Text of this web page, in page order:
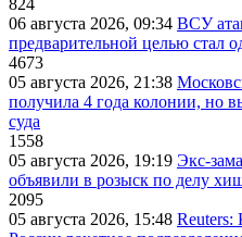
06 августа 2026, 09:34 ВСУ
предварительной целью стал
4673
05 августа 2026, 21:38
получила 4 года колонии, но
суда
1558
05 августа 2026, 19:19 Экс-
объявили в розыск по делу
2095
05 августа 2026, 15:48 Reuters: